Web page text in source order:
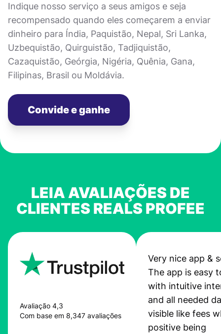
Indique nosso serviço a seus amigos e seja
recompensado quando eles começarem a enviar
dinheiro para Índia, Paquistão, Nepal, Sri Lanka,
Uzbequistão, Quirguistão, Tadjiquistão,
Cazaquistão, Geórgia, Nigéria, Quênia, Gana,
Filipinas, Brasil ou Moldávia.
Convide e ganhe
LEIA AVALIAÇÕES DE
CLIENTES REALS PROFEE
Avaliação 4,3
Com base em 8,347 avaliações
Very nice app &
The app is easy
with intuitive
and all needed
visible like fees
positive being